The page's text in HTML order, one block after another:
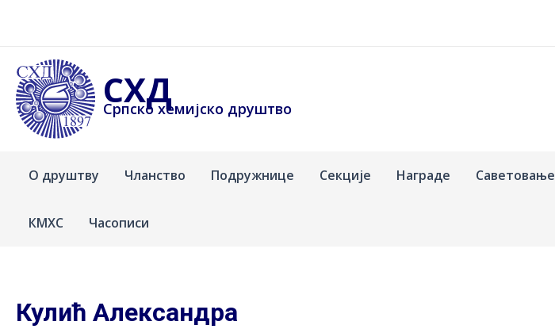
СХД
Српско хемијско друштво
О друштву Чланство Подружнице Секције Награде Саветовање
КМХС Часописи
Кулић Александра